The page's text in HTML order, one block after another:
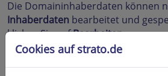
Die Domaininhaberdaten können
Inhaberdaten bearbeitet und
klicken Sie aufBearbeiten.
Cookies auf strato.de